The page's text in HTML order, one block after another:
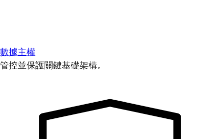
數據主權
管控並保護關鍵基礎架構。